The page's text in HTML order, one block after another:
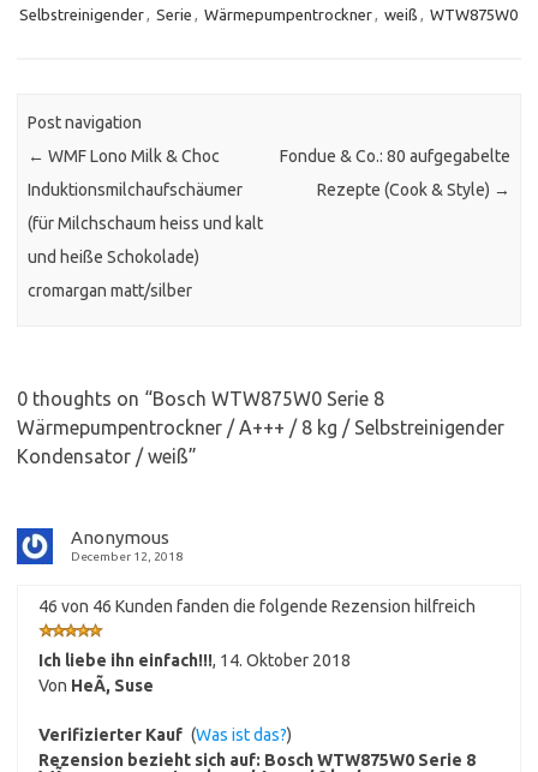
Selbstreinigender, Serie , Wärmepumpentrockner, weiß , WTW875W0
Post navigation
← WMF Lono Milk & Choc
Induktionsmilchaufschäumer
(für Milchschaum heiss und kalt
und heiße Schokolade)
cromargan matt/silber
Fondue & Co.: 80 aufgegabelte
Rezepte (Cook & Style) →
0 thoughts on “Bosch WTW875W0 Serie 8
Wärmepumpentrockner / A+++ / 8 kg / Selbstreinigender
Kondensator / weiß”
Anonymous
December 12, 2018
46 von 46 Kunden fanden die folgende Rezension hilfreich
Ich liebe ihn einfach!!!, 14. Oktober 2018
Von HeÃ, Suse
Verifizierter Kauf (Was ist das?)
Rezension bezieht sich auf: Bosch WTW875W0 Serie 8